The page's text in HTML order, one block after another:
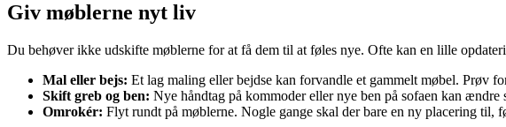
Giv møblerne nyt liv
Du behøver ikke udskifte møblerne for at få dem til at føles nye. Ofte kan en lille
Mal eller bejs: Et lag maling eller bejdse kan forvandle et gammelt møbel. Prøv
Skift greb og ben: Nye håndtag på kommoder eller nye ben på sofaen kan
Omrokér: Flyt rundt på møblerne. Nogle gange skal der bare en ny placering til,